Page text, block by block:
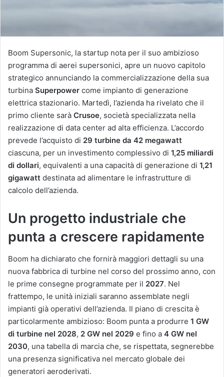
Boom Supersonic, la startup nota per il suo ambizioso
programma di aerei supersonici, apre un nuovo capitolo
strategico annunciando la commercializzazione della sua
turbina Superpower come impianto di generazione
elettrica stazionario. Martedì, l’azienda ha rivelato che il
primo cliente sarà Crusoe, società specializzata nella
realizzazione di data center ad alta efficienza. L’accordo
prevede l’acquisto di 29 turbine da 42 megawatt
ciascuna, per un investimento complessivo di 1,25 miliardi
di dollari, equivalenti a una capacità di generazione di 1,21
gigawatt destinata ad alimentare le infrastrutture di
calcolo dell’azienda.
Un progetto industriale che
punta a crescere rapidamente
Boom ha dichiarato che fornirà maggiori dettagli su una
nuova fabbrica di turbine nel corso del prossimo anno, con
le prime consegne programmate per il 2027. Nel
frattempo, le unità iniziali saranno assemblate negli
impianti già operativi dell’azienda. Il piano di crescita è
particolarmente ambizioso: Boom punta a produrre 1 GW
di turbine nel 2028, 2 GW nel 2029 e fino a 4 GW nel
2030, una tabella di marcia che, se rispettata, segnerebbe
una presenza significativa nel mercato globale dei
generatori aeroderivati.